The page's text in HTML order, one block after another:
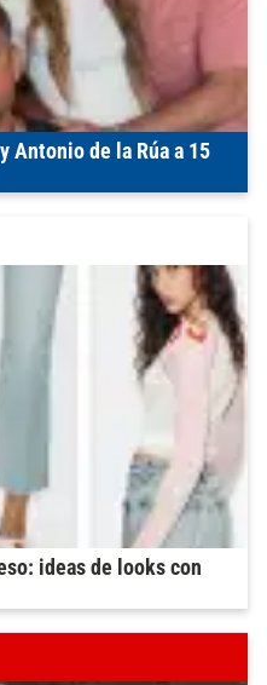
Antonio de la Rúa a 15
ideas de looks con